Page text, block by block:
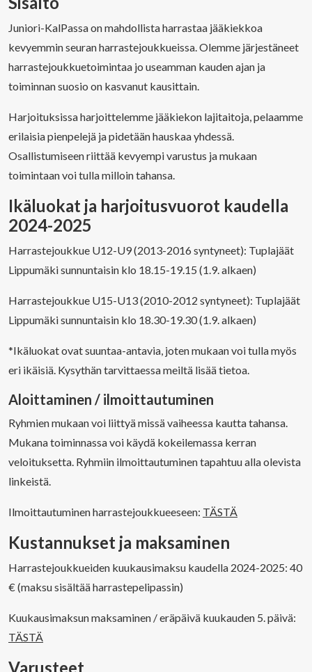
Juniori-KalPassa on mahdollista harrastaa jääkiekkoa
kevyemmin seuran harrastejoukkueissa. Olemme järjestäneet
harrastejoukkuetoimintaa jo useamman kauden ajan ja
toiminnan suosio on kasvanut kausittain.
Harjoituksissa harjoittelemme jääkiekon lajitaitoja, pelaamme
erilaisia pienpelejä ja pidetään hauskaa yhdessä.
Osallistumiseen riittää kevyempi varustus ja mukaan
toimintaan voi tulla milloin tahansa.
Ikäluokat ja harjoitusvuorot kaudella
2024-2025
Harrastejoukkue U12-U9 (2013-2016 syntyneet): Tuplajäät
Lippumäki sunnuntaisin klo 18.15-19.15 (1.9. alkaen)
Harrastejoukkue U15-U13 (2010-2012 syntyneet): Tuplajäät
Lippumäki sunnuntaisin klo 18.30-19.30 (1.9. alkaen)
*Ikäluokat ovat suuntaa-antavia, joten mukaan voi tulla myös
eri ikäisiä. Kysythän tarvittaessa meiltä lisää tietoa.
Aloittaminen / ilmoittautuminen
Ryhmien mukaan voi liittyä missä vaiheessa kautta tahansa.
Mukana toiminnassa voi käydä kokeilemassa kerran
veloituksetta. Ryhmiin ilmoittautuminen tapahtuu alla olevista
linkeistä.
Ilmoittautuminen harrastejoukkueeseen: TÄSTÄ
Kustannukset ja maksaminen
Harrastejoukkueiden kuukausimaksu kaudella 2024-2025: 40
€ (maksu sisältää harrastepelipassin)
Kuukausimaksun maksaminen / eräpäivä kuukauden 5. päivä:
TÄSTÄ
Varusteet